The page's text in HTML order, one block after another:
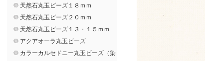
天然石丸玉ビーズ１８ｍｍ
天然石丸玉ビーズ２０ｍｍ
天然石丸玉ビーズ１３・１５ｍｍ
アクアオーラ丸玉ビーズ
カラーカルセドニー丸玉ビーズ（染